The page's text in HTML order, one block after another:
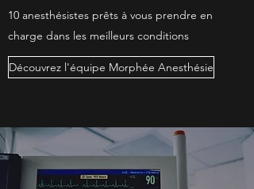
10 anesthésistes prêts à vous prendre en
charge dans les meilleurs conditions
Découvrez l'équipe Morphée Anesthésie